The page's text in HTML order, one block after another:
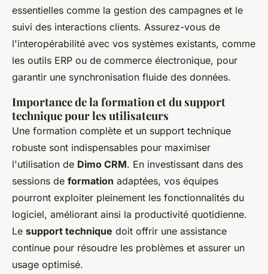
essentielles comme la gestion des campagnes et le
suivi des interactions clients. Assurez-vous de
l'interopérabilité avec vos systèmes existants, comme
les outils ERP ou de commerce électronique, pour
garantir une synchronisation fluide des données.
Importance de la formation et du support
technique pour les utilisateurs
Une formation complète et un support technique
robuste sont indispensables pour maximiser
l'utilisation de Dimo CRM. En investissant dans des
sessions de formation adaptées, vos équipes
pourront exploiter pleinement les fonctionnalités du
logiciel, améliorant ainsi la productivité quotidienne.
Le support technique doit offrir une assistance
continue pour résoudre les problèmes et assurer un
usage optimisé.